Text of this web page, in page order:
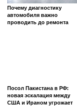
Почему диагностику
автомобиля важно
проводить до ремонта
Посол Пакистана в РФ:
новая эскалация между
США и Ираном угрожает